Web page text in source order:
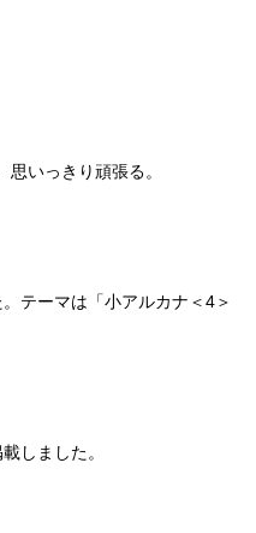
いっきり頑張る。
テーマは「小アルカナ＜4＞
しました。